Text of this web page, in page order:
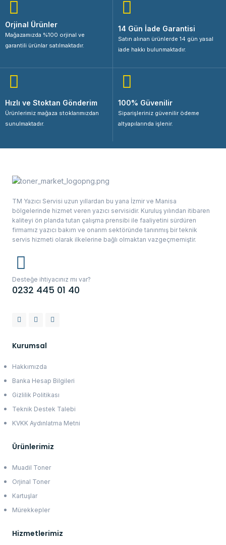
Orjinal Ürünler
Mağazamızda %100 orjinal ve
garantili ürünlar satılmaktadır.
14 Gün İade Garantisi
Satın alınan ürünlerde 14 gün yasal
iade hakkı bulunmaktadır.
Hızlı ve Stoktan Gönderim
Ürünlerimiz mağaza stoklarımızdan
sunulmaktadır.
100% Güvenilir
Siparişleriniz güvenilir ödeme
altyapılarında işlenir.
TM Yazıcı Servisi uzun yıllardan bu yana İzmir ve Manisa
bölgelerinde hizmet veren yazıcı servisidir. Kuruluş yılından itibaren
kaliteyi ön planda tutan çalışma prensibi ile faaliyetini sürdüren
firmamız yazıcı bakım ve onarım sektöründe tanınmış bir teknik
servis hizmeti olarak ilkelerine bağlı olmaktan vazgeçmemiştir.
Desteğe ihtiyacınız mı var?
0232 445 01 40
Kurumsal
Hakkımızda
Banka Hesap Bilgileri
Gizlilik Politikası
Teknik Destek Talebi
KVKK Aydınlatma Metni
Ürünlerimiz
Muadil Toner
Orjinal Toner
Kartuşlar
Mürekkepler
Hizmetlerimiz